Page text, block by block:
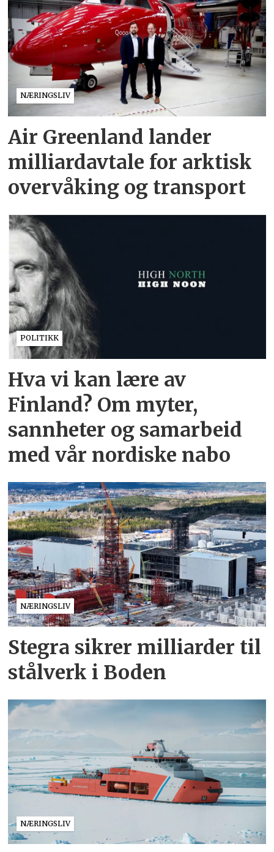
NÆRINGSLIV
Air Greenland lander
milliardavtale for arktisk
overvåking og transport
POLITIKK
Hva vi kan lære av
Finland? Om myter,
sannheter og samarbeid
med vår nordiske nabo
NÆRINGSLIV
Stegra sikrer milliarder til
stålverk i Boden
NÆRINGSLIV